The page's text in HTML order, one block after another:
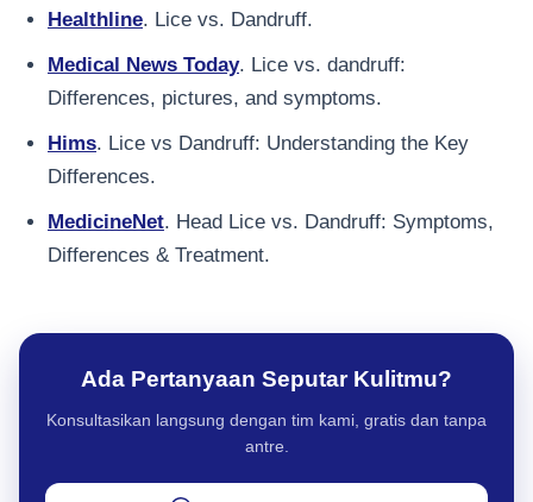
Healthline. Lice vs. Dandruff.
Medical News Today. Lice vs. dandruff:
Differences, pictures, and symptoms.
Hims. Lice vs Dandruff: Understanding the Key
Differences.
MedicineNet. Head Lice vs. Dandruff: Symptoms,
Differences & Treatment.
Ada Pertanyaan Seputar Kulitmu?
Konsultasikan langsung dengan tim kami, gratis dan tanpa
antre.